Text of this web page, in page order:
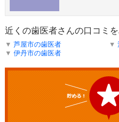
近くの歯医者さんの口コミ
▼ 芦屋市の歯医者 ▼
▼ 伊丹市の歯医者